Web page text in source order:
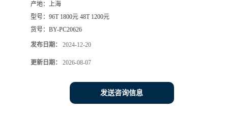
产地： 上海
型号： 96T 1800元 48T 1200元
货号： BY-PC20626
发布日期： 2024-12-20
更新日期： 2026-08-07
发送咨询信息